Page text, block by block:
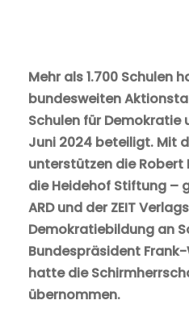
Mehr als 1.700 Schulen
bundesweiten
Schulen für Demokratie
Juni 2024 beteiligt. Mit
unterstützen die Robert
die Heidehof Stiftung –
ARD und der ZEIT
Demokratiebildung an
Bundespräsident
hatte die
übernommen.